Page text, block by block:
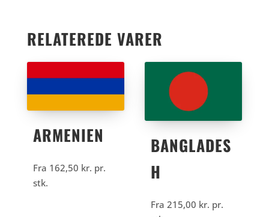
RELATEREDE VARER
ARMENIEN
Fra 162,50 kr. pr.
stk.
BANGLADES
H
Fra 215,00 kr. pr.